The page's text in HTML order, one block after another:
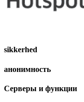
sikkerhed
анонимность
Серверы и функции